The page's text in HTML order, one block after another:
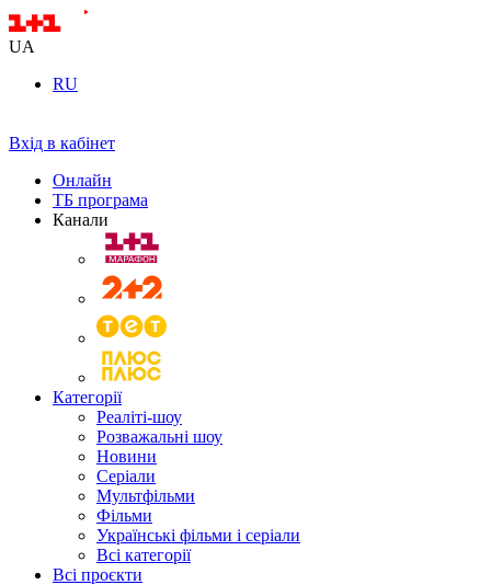
UA
RU
Вхід в кабінет
Онлайн
ТБ програма
Канали
Категорії
Реаліті-шоу
Розважальні шоу
Новини
Серіали
Мультфільми
Фільми
Українські фільми і серіали
Всі категорії
Всі проєкти